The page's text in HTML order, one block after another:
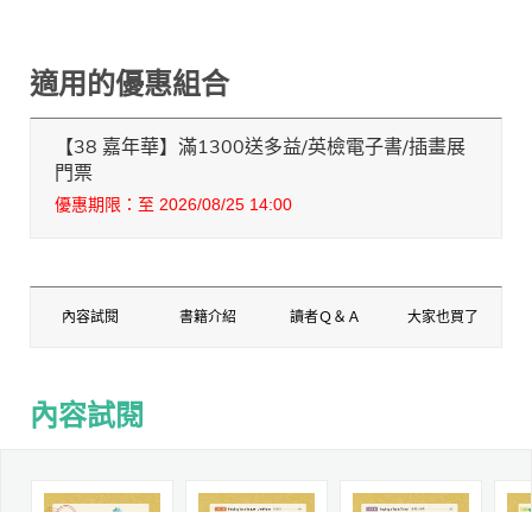
適用的優惠組合
【38 嘉年華】滿1300送多益/英檢電子書/插畫展
門票
優惠期限：至 2026/08/25 14:00
內容試閱 書籍介紹 讀者Ｑ＆Ａ 大家也買了
內容試閱